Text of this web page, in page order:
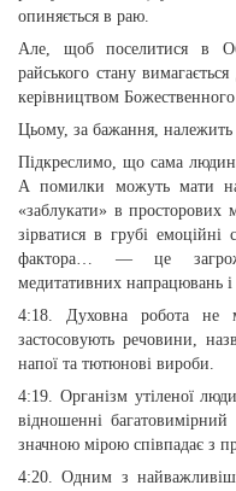
опиняється в раю.
Але, щоб поселитися в
райського стану
керівництвом
Цьому, за бажання, належить
Підкреслимо, що сама
А помилки можуть мати
«заблукати» в просторових
зірватися в грубі емоційні
фактора… — це
медитативних напрацювань
4:18. Духовна робота
застосовують речовини,
напої та тютюнові вироби.
4:19. Організм утіленої
відношенні
значною мірою співпадає з
4:20. Одним з